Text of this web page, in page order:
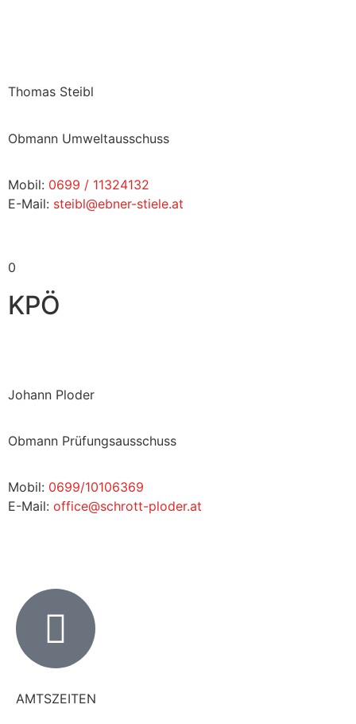
Thomas Steibl
Obmann Umweltausschuss
Mobil: 0699 / 11324132
E-Mail: steibl@ebner-stiele.at
0
KPÖ
Johann Ploder
Obmann Prüfungsausschuss
Mobil: 0699/10106369
E-Mail: office@schrott-ploder.at
AMTSZEITEN